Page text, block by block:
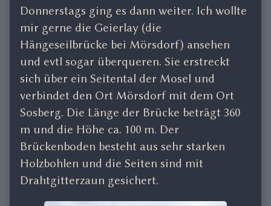
Donnerstags ging es dann weiter. Ich wollte
mir gerne die Geierlay (die
Hängeseilbrücke bei Mörsdorf) ansehen
und evtl sogar überqueren. Sie erstreckt
sich über ein Seitental der Mosel und
verbindet den Ort Mörsdorf mit dem Ort
Sosberg. Die Länge der Brücke beträgt 360
m und die Höhe ca. 100 m. Der
Brückenboden besteht aus sehr starken
Holzbohlen und die Seiten sind mit
Drahtgitterzaun gesichert.